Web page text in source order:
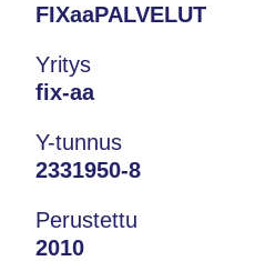
FIXaaPALVELUT
Yritys
fix-aa
Y-tunnus
2331950-8
Perustettu
2010